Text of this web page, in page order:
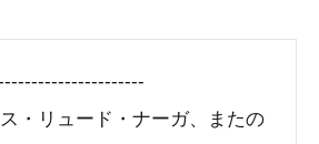
・リュード・ナーガ、またの